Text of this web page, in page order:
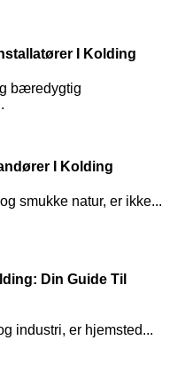
I Kolding
bæredygtig
I Kolding
smukke natur, er ikke...
Din Guide Til
industri, er hjemsted...